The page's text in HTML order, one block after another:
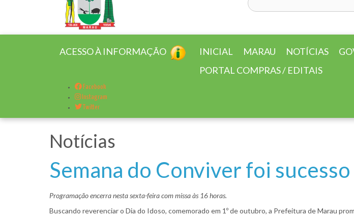
ACESSO À INFORMAÇÃO INICIAL MARAU NOTÍCIAS
PORTAL COMPRAS / EDITAIS
Facebook
Instagram
Twitter
Notícias
Semana do Conviver foi
Programação encerra nesta sexta-feira com missa às 16 horas.
Buscando reverenciar o Dia do Idoso, comemorado em 1º de outubro, a Prefeitura de Marau